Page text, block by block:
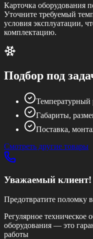
Карточка оборудования
Уточните требуемый
условия эксплуатации,
комплектацию.
Подбор под
Температурный
Габариты,
Поставка,
Смотреть другие товары
Уважаемый клиент!
Предотвратите поломку
Регулярное техническое
оборудования — это
работы